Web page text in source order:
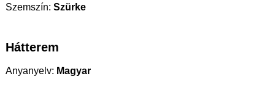
Szemszín: Szürke
Hátterem
Anyanyelv: Magyar